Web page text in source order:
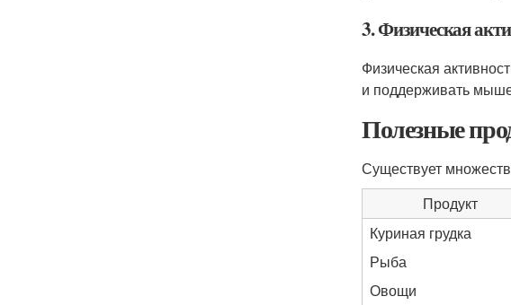
3. Физическая
Физическая
и поддерживать
Полезные
Существует
Продукт
Куриная грудка
Рыба
Овощи